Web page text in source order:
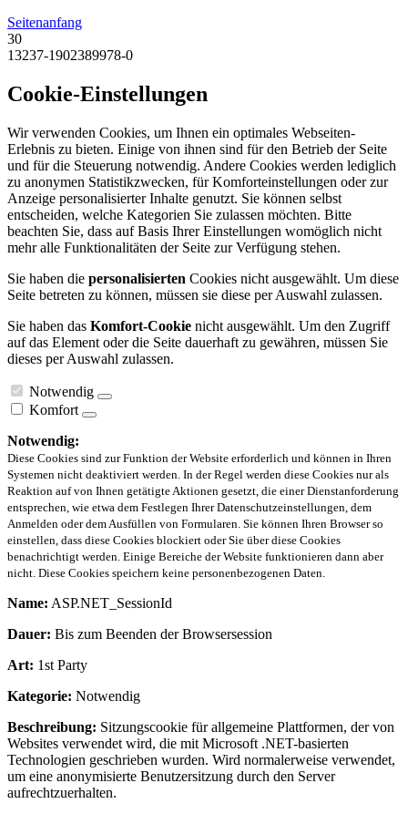
Seitenanfang
30
13237-1902389978-0
Cookie-Einstellungen
Wir verwenden Cookies, um Ihnen ein optimales Webseiten-
Erlebnis zu bieten. Einige von ihnen sind für den Betrieb der Seite
und für die Steuerung notwendig. Andere Cookies werden lediglich
zu anonymen Statistikzwecken, für Komforteinstellungen oder zur
Anzeige personalisierter Inhalte genutzt. Sie können selbst
entscheiden, welche Kategorien Sie zulassen möchten. Bitte
beachten Sie, dass auf Basis Ihrer Einstellungen womöglich nicht
mehr alle Funktionalitäten der Seite zur Verfügung stehen.
Sie haben die personalisierten Cookies nicht ausgewählt. Um diese
Seite betreten zu können, müssen sie diese per Auswahl zulassen.
Sie haben das Komfort-Cookie nicht ausgewählt. Um den Zugriff
auf das Element oder die Seite dauerhaft zu gewähren, müssen Sie
dieses per Auswahl zulassen.
Notwendig
Komfort
Notwendig:
Diese Cookies sind zur Funktion der Website erforderlich und können in Ihren
Systemen nicht deaktiviert werden. In der Regel werden diese Cookies nur als
Reaktion auf von Ihnen getätigte Aktionen gesetzt, die einer Dienstanforderung
entsprechen, wie etwa dem Festlegen Ihrer Datenschutzeinstellungen, dem
Anmelden oder dem Ausfüllen von Formularen. Sie können Ihren Browser so
einstellen, dass diese Cookies blockiert oder Sie über diese Cookies
benachrichtigt werden. Einige Bereiche der Website funktionieren dann aber
nicht. Diese Cookies speichern keine personenbezogenen Daten.
Name: ASP.NET_SessionId
Dauer: Bis zum Beenden der Browsersession
Art: 1st Party
Kategorie: Notwendig
Beschreibung: Sitzungscookie für allgemeine Plattformen, der von
Websites verwendet wird, die mit Microsoft .NET-basierten
Technologien geschrieben wurden. Wird normalerweise verwendet,
um eine anonymisierte Benutzersitzung durch den Server
aufrechtzuerhalten.